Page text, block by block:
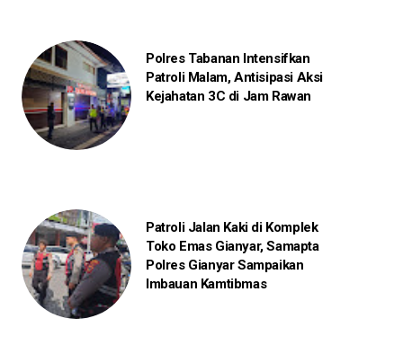
Polres Tabanan Intensifkan
Patroli Malam, Antisipasi Aksi
Kejahatan 3C di Jam Rawan
Patroli Jalan Kaki di Komplek
Toko Emas Gianyar, Samapta
Polres Gianyar Sampaikan
Imbauan Kamtibmas